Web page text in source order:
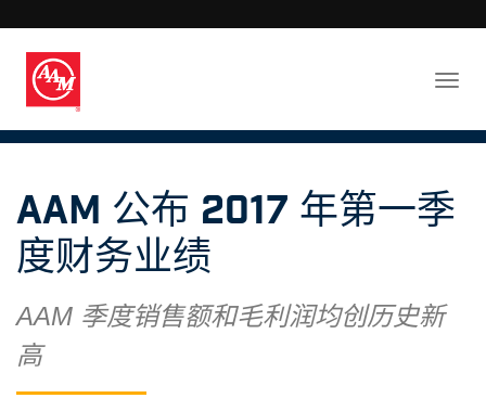
AAM 公布 2017 年第一季
度财务业绩
AAM 季度销售额和毛利润均创历史新
高